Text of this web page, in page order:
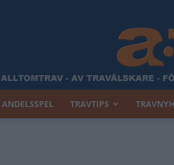
ANDELSSPEL TRAVTIPS